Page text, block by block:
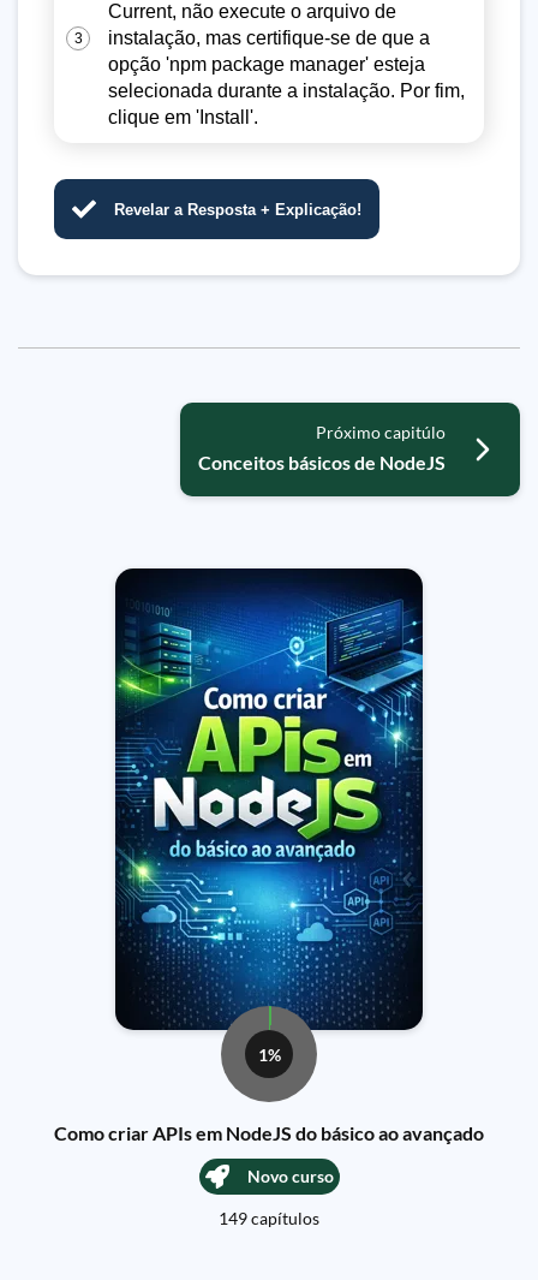
3
Current, não execute o arquivo de
instalação, mas certifique-se de que a
opção 'npm package manager' esteja
selecionada durante a instalação. Por fim,
clique em 'Install'.
Revelar a Resposta + Explicação!
Próximo capitúlo
Conceitos básicos de NodeJS
1%
Como criar APIs em NodeJS do básico ao avançado
Novo curso
149 capítulos